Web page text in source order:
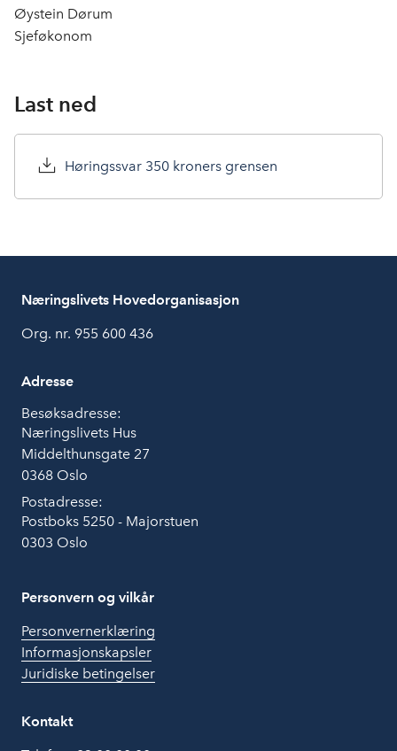
Øystein Dørum
Sjeføkonom
Last ned
Høringssvar 350 kroners grensen
Næringslivets Hovedorganisasjon
Org. nr. 955 600 436
Adresse
Besøksadresse:
Næringslivets Hus
Middelthunsgate 27
0368 Oslo
Postadresse:
Postboks 5250 - Majorstuen
0303 Oslo
Personvern og vilkår
Personvernerklæring
Informasjonskapsler
Juridiske betingelser
Kontakt